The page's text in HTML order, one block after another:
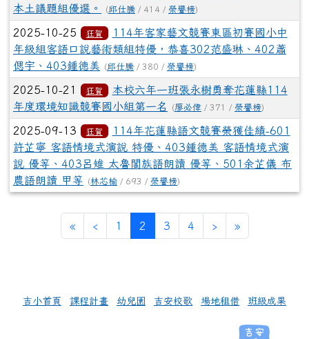
本土議題組優選。
(邱仕騰 / 414 / 榮譽榜)
2025-10-25 狂賀
114年客家藝文競賽東區初賽國小中
年級組客語口說藝術類組特優，恭喜302范盛琳、402蕭
偲宇、403鍾德美
(邱仕騰 / 380 / 榮譽榜)
2025-10-21 狂賀
本校六年一班張永樹勇奪花蓮縣114
年度環境知識競賽國小組第一名
(廖必偉 / 371 / 榮譽榜)
2025-09-13 狂賀
114年花蓮縣語文競賽榮獲佳績-601
許芷寧 客語情境式演說 特優、403鍾德美 客語情境式演
說 優等、403呂雉 太魯閣族語朗讀 優等、501余芷儀 布
農語朗讀 甲等
(林芯榆 / 693 / 榮譽榜)
«第一頁
‹上一頁
1 2 (目前頁次)
3 4 ›下一頁
»最後頁
吉小首頁 課程計畫 幼兒園 吉安校歌 場地租借 班級成果